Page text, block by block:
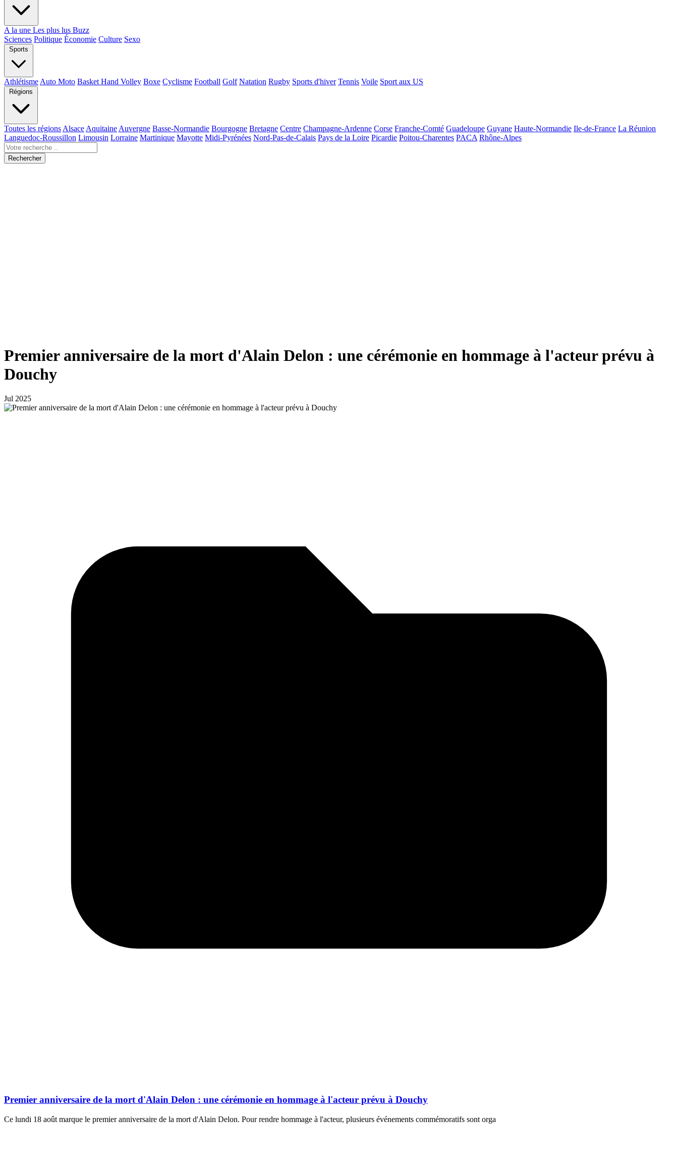
A la une Les plus lus Buzz
Sciences Politique Économie Culture Sexo
Sports
Athlétisme Auto Moto Basket Hand Volley Boxe Cyclisme Football Golf Natation Rugby Sports d'hiver Tennis Voile Sport aux US
Régions
Toutes les régions Alsace Aquitaine Auvergne Basse-Normandie Bourgogne Bretagne Centre Champagne-Ardenne Corse Franche-Comté Guadeloupe Guyane Haute-Normandie Ile-de-France La Réunion
Languedoc-Roussillon Limousin Lorraine Martinique Mayotte Midi-Pyrénées Nord-Pas-de-Calais Pays de la Loire Picardie Poitou-Charentes PACA Rhône-Alpes
Rechercher
Premier anniversaire de la mort d'Alain Delon : une cérémonie en hommage à l'acteur prévu à
Douchy
Jul 2025
Premier anniversaire de la mort d'Alain Delon : une cérémonie en hommage à l'acteur prévu à Douchy
Ce lundi 18 août marque le premier anniversaire de la mort d'Alain Delon. Pour rendre hommage à l'acteur, plusieurs événements commémoratifs sont orga